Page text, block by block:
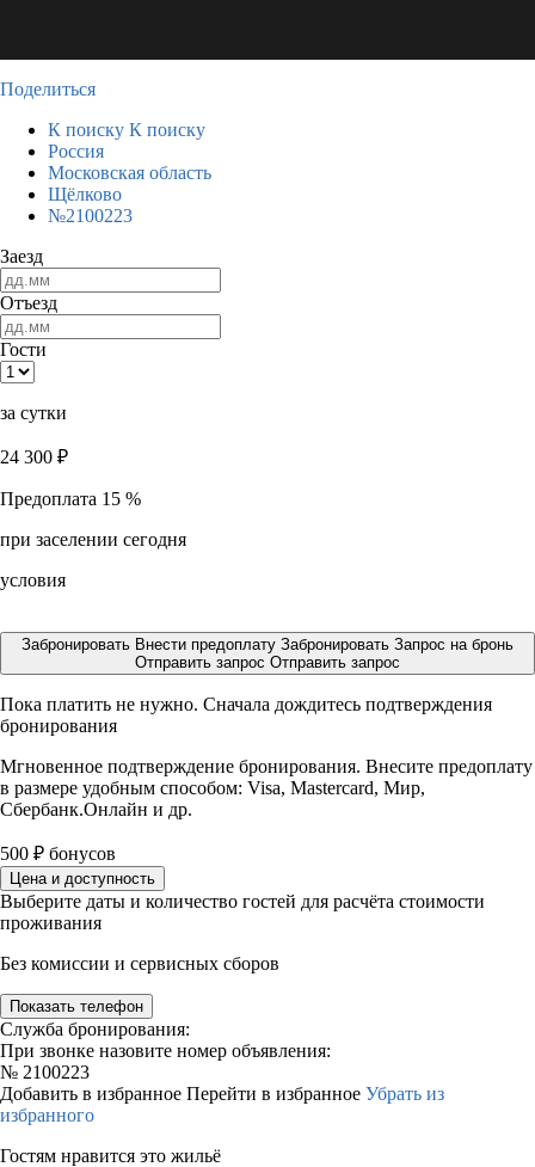
Поделиться
К поиску К поиску
Россия
Московская область
Щёлково
№2100223
Заезд
Отъезд
Гости
за сутки
24 300 ₽
Предоплата 15 %
при заселении сегодня
условия
Забронировать Внести предоплату Забронировать Запрос на бронь
Отправить запрос Отправить запрос
Пока платить не нужно. Сначала дождитесь подтверждения
бронирования
Мгновенное подтверждение бронирования. Внесите предоплату
в размере удобным способом: Visa, Mastercard, Мир,
Сбербанк.Онлайн и др.
500 ₽ бонусов
Цена и доступность
Выберите даты и количество гостей для расчёта стоимости
проживания
Без комиссии и сервисных сборов
Показать телефон
Служба бронирования:
При звонке назовите номер объявления:
№ 2100223
Добавить в избранное Перейти в избранное Убрать из
избранного
Гостям нравится это жильё